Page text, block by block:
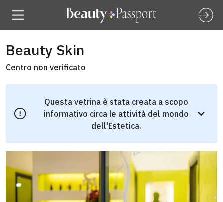
Beauty Skin
Centro non verificato
Questa vetrina è stata creata a scopo
informativo circa le attività del mondo
dell'Estetica.